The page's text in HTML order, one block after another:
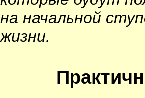
на начальной
жизни.